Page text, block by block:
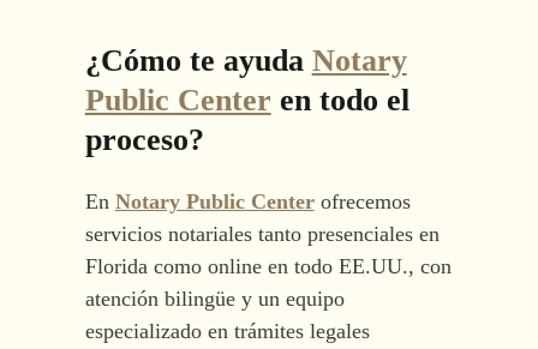
¿Cómo te ayuda Notary
Public Center en todo el
proceso?
En Notary Public Centerofrecemos
servicios notariales tanto presenciales en
Florida como online en todo EE.UU., con
atención bilingüe y un equipo
especializado en trámites legales